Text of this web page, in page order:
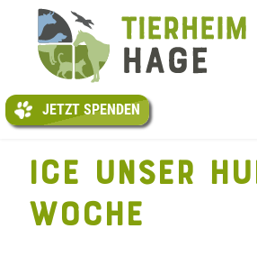
JETZT SPENDEN
ÜBER UNS
TIERE
ICE UNSER
WOCHE